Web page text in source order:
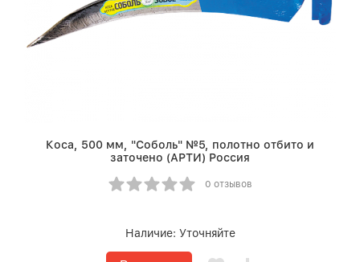
Коса, 500 мм, "Соболь" №5, полотно отбито и
заточено (АРТИ) Россия
0 отзывов
Наличие: Уточняйте